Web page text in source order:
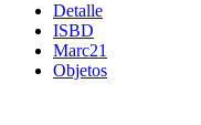
Detalle
ISBD
Marc21
Objetos